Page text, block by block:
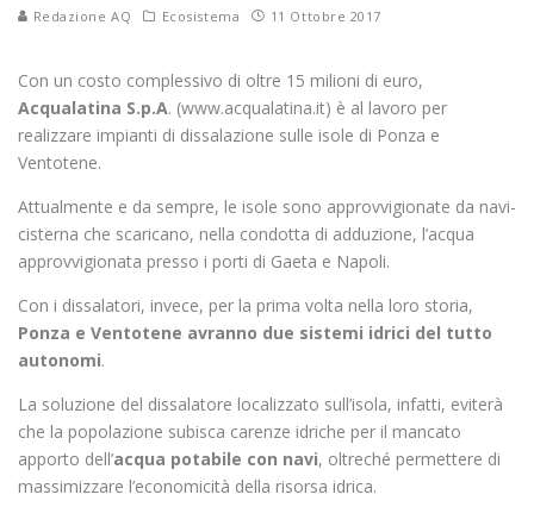
Redazione AQ Ecosistema 11 Ottobre 2017
Con un costo complessivo di oltre 15 milioni di euro,
Acqualatina S.p.A. (www.acqualatina.it) è al lavoro per
realizzare impianti di dissalazione sulle isole di Ponza e
Ventotene.
Attualmente e da sempre, le isole sono approvvigionate da navi-
cisterna che scaricano, nella condotta di adduzione, l’acqua
approvvigionata presso i porti di Gaeta e Napoli.
Con i dissalatori, invece, per la prima volta nella loro storia,
Ponza e Ventotene avranno due sistemi idrici del tutto
autonomi.
La soluzione del dissalatore localizzato sull’isola, infatti, eviterà
che la popolazione subisca carenze idriche per il mancato
apporto dell’acqua potabile con navi, oltreché permettere di
massimizzare l’economicità della risorsa idrica.